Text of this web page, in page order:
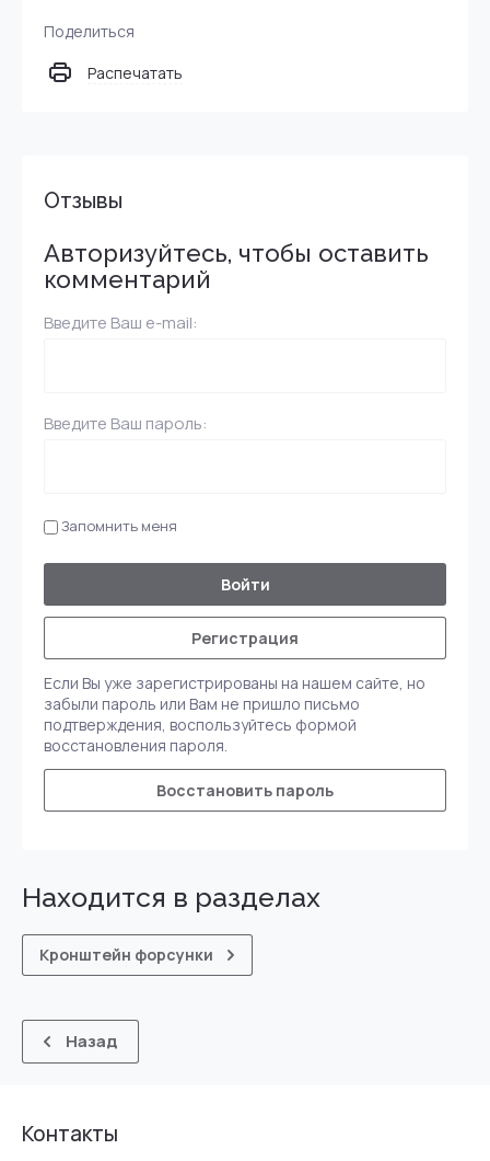
Поделиться
Распечатать
Отзывы
Авторизуйтесь, чтобы оставить
комментарий
Введите Ваш e-mail:
Введите Ваш пароль:
Запомнить меня
Войти
Регистрация
Если Вы уже зарегистрированы на нашем сайте, но
забыли пароль или Вам не пришло письмо
подтверждения, воспользуйтесь формой
восстановления пароля.
Восстановить пароль
Находится в разделах
Кронштейн форсунки
Назад
Контакты